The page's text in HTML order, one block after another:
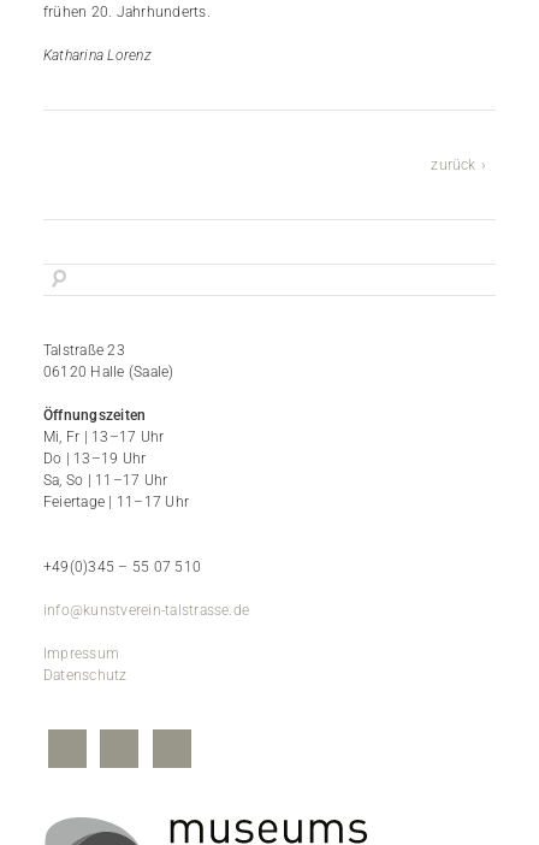
frühen 20. Jahrhunderts.
Katharina Lorenz
zurück
Talstraße 23
06120 Halle (Saale)
Öffnungszeiten
Mi, Fr | 13–17 Uhr
Do | 13–19 Uhr
Sa, So | 11–17 Uhr
Feiertage | 11–17 Uhr
+49(0)345 – 55 07 510
info@kunstverein-talstrasse.de
Impressum
Datenschutz